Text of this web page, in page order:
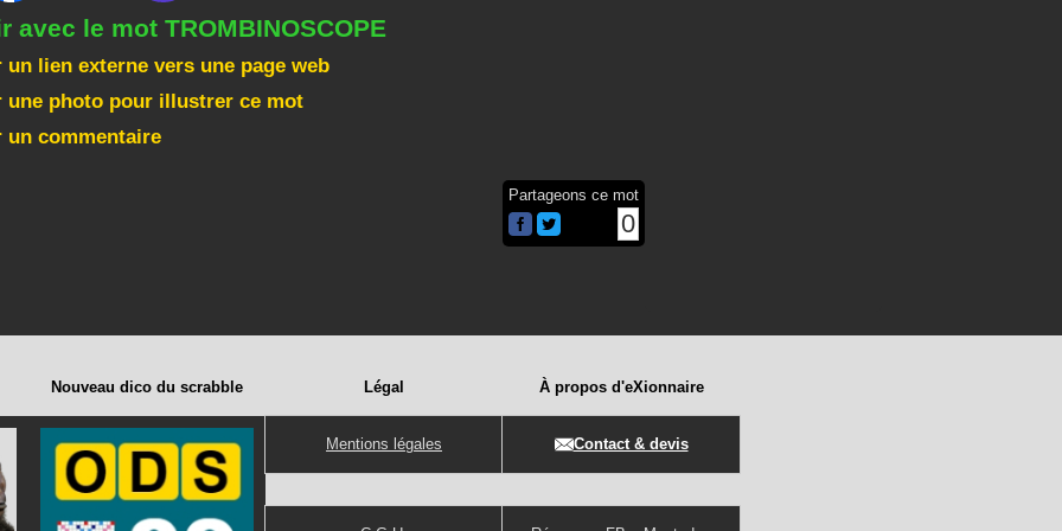
avec le mot TROMBINOSCOPE
un lien externe vers une page web
une photo pour illustrer ce mot
un commentaire
Partageons ce mot
0
Nouveau dico du scrabble Légal
Mentions légales
À propos d'eXionnaire
Contact & devis